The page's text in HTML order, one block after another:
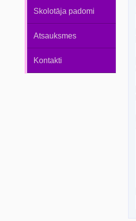
Skolotāja padomi
Atsauksmes
Kontakti